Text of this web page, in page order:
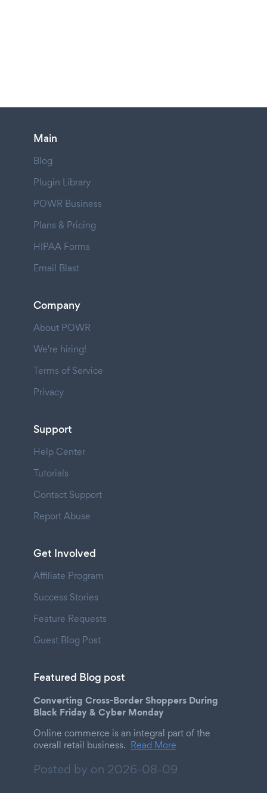
Main
Blog
Plugin Library
POWR Business
Plans & Pricing
HIPAA Forms
Email Blast
Company
About POWR
We're hiring!
Terms of Service
Privacy
Support
Help Center
Tutorials
Contact Support
Report Abuse
Get Involved
Affiliate Program
Success Stories
Feature Requests
Guest Blog Post
Featured Blog post
Converting Cross-Border Shoppers During
Black Friday & Cyber Monday
Online commerce is an integral part of the
overall retail business. Read More
Posted by on 2026-08-09